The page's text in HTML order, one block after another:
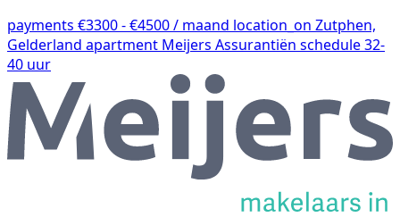
payments €3300 - €4500 / maand location_on Zutphen,
Gelderland apartment Meijers Assurantiën schedule32-
40 uur